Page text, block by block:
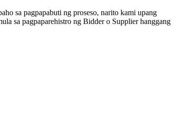
sa pagpapabuti ng proseso, narito kami upang
sa pagpaparehistro ng Bidder o Supplier hanggang